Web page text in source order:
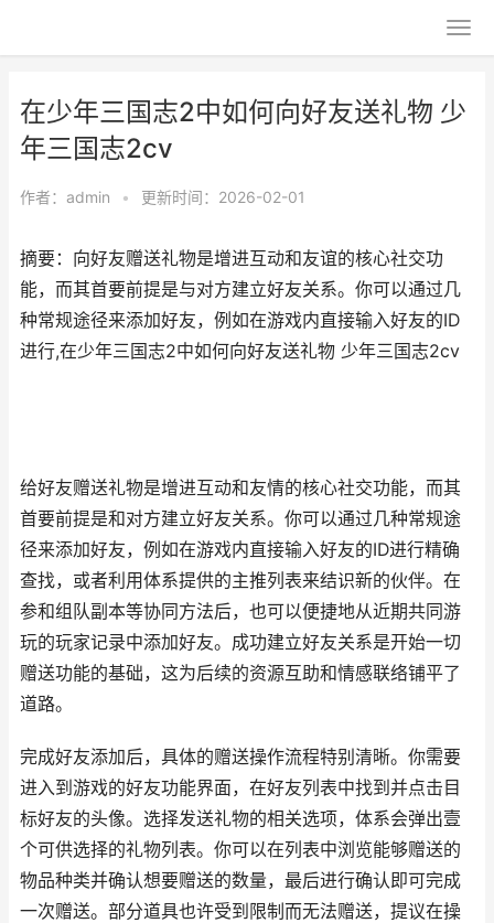
在少年三国志2中如何向好友送礼物 少
年三国志2cv
作者： admin • 更新时间：2026-02-01
摘要：向好友赠送礼物是增进互动和友谊的核心社交功
能，而其首要前提是与对方建立好友关系。你可以通过几
种常规途径来添加好友，例如在游戏内直接输入好友的ID
进行,在少年三国志2中如何向好友送礼物 少年三国志2cv
给好友赠送礼物是增进互动和友情的核心社交功能，而其
首要前提是和对方建立好友关系。你可以通过几种常规途
径来添加好友，例如在游戏内直接输入好友的ID进行精确
查找，或者利用体系提供的主推列表来结识新的伙伴。在
参和组队副本等协同方法后，也可以便捷地从近期共同游
玩的玩家记录中添加好友。成功建立好友关系是开始一切
赠送功能的基础，这为后续的资源互助和情感联络铺平了
道路。
完成好友添加后，具体的赠送操作流程特别清晰。你需要
进入到游戏的好友功能界面，在好友列表中找到并点击目
标好友的头像。选择发送礼物的相关选项，体系会弹出壹
个可供选择的礼物列表。你可以在列表中浏览能够赠送的
物品种类并确认想要赠送的数量，最后进行确认即可完成
一次赠送。部分道具也许受到限制而无法赠送，提议在操